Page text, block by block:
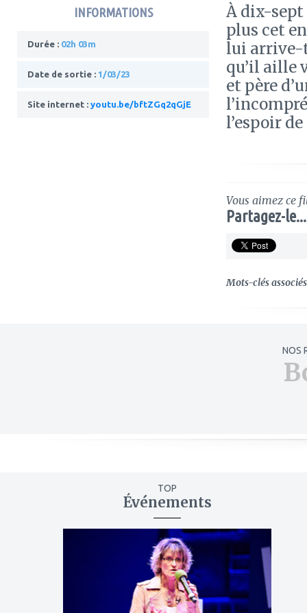
INFORMATIONS
Durée : 02h 03m
Date de sortie : 1/03/23
Site internet : youtu.be/bftZGq2qGjE
À dix-sept
plus cet
lui arrive-
qu’il aille
et père
l’espoir
Vous aimez ce
Partagez-le...
Mots-clés
NOS
TOP
Événements